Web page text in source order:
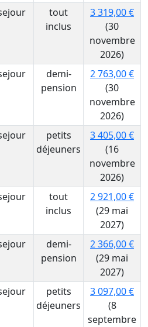
tout
inclus
3 319,00 €
(30
novembre
2026)
demi-
pension
2 763,00 €
(30
novembre
2026)
petits
déjeuners
3 405,00 €
(16
novembre
2026)
tout
inclus
2 921,00 €
(29 mai
2027)
demi-
pension
2 366,00 €
(29 mai
2027)
petits
déjeuners
3 097,00 €
(8
septembre